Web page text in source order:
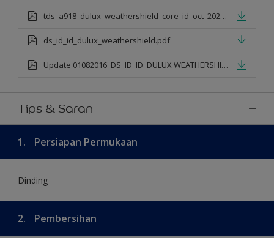
tds_a918_dulux_weathershield_core_id_oct_2021.pdf
ds_id_id_dulux_weathershield.pdf
Update 01082016_DS_ID_ID_DULUX WEATHERSHIELD PRO PREMIUM EXTERIOR_mod.pdf
Tips & Saran
1. Persiapan Permukaan
Dinding
2. Pembersihan